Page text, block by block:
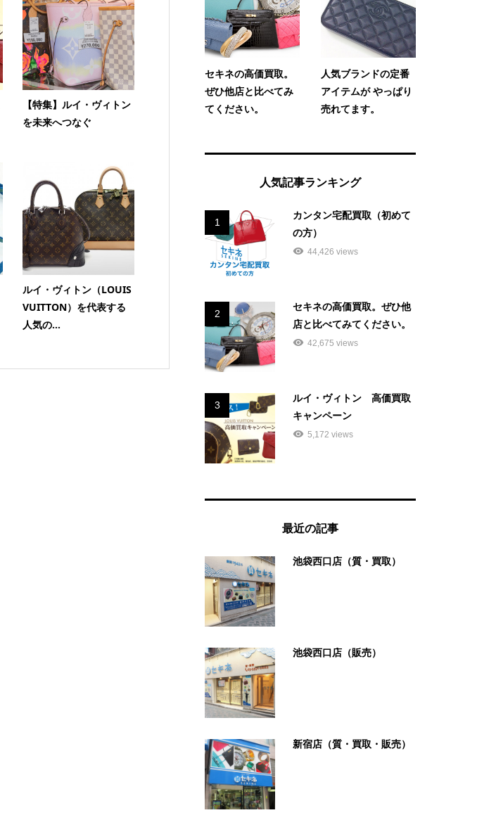
【特集】ルイ・ヴィトン
を未来へつなぐ
ルイ・ヴィトン（LOUIS
VUITTON）を代表する
人気の...
セキネの高価買取。
ぜひ他店と比べてみ
てください。
人気ブランドの定番
アイテムが やっぱり
売れてます。
人気記事ランキング
1
カンタン宅配買取（初めて
の方）
44,426 views
2
セキネの高価買取。ぜひ他
店と比べてみてください。
42,675 views
3
ルイ・ヴィトン 高価買取
キャンペーン
5,172 views
最近の記事
池袋西口店（質・買取）
池袋西口店（販売）
新宿店（質・買取・販売）